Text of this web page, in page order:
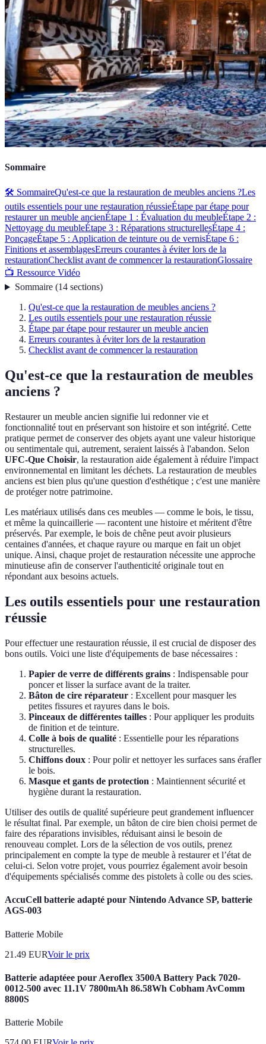
Sommaire
🛠️ SommaireQu'est-ce que la restauration de meubles anciens ?Les
outils essentiels pour une restauration réussieÉtape par étape pour
restaurer un meuble ancienÉtape 1 : Évaluation du meubleÉtape 2 :
Nettoyage du meubleÉtape 3 : Réparations structurellesÉtape 4 :
PonçageÉtape 5 : Application de teinture ou de vernisÉtape 6 :
Finitions et assemblagesErreurs courantes à éviter lors de la
restaurationChecklist avant de commencer la restaurationGlossaire
📺 Ressource Vidéo
Sommaire(14 sections)
Qu'est-ce que la restauration de meubles anciens ?
Les outils essentiels pour une restauration réussie
Étape par étape pour restaurer un meuble ancien
Erreurs courantes à éviter lors de la restauration
Checklist avant de commencer la restauration
Qu'est-ce que la restauration de meubles
anciens ?
Restaurer un meuble ancien signifie lui redonner vie et
fonctionnalité tout en préservant son histoire et son intégrité. Cette
pratique permet de conserver des objets ayant une valeur historique
ou sentimentale qui, autrement, seraient laissés à l'abandon. Selon
UFC-Que Choisir, la restauration aide également à réduire l'impact
environnemental en limitant les déchets. La restauration de meubles
anciens est bien plus qu'une question d'esthétique ; c'est une manière
de protéger notre patrimoine.
Les matériaux utilisés dans ces meubles — comme le bois, le tissu,
et même la quincaillerie — racontent une histoire et méritent d'être
préservés. Par exemple, le bois de chêne peut avoir plusieurs
centaines d'années, et chaque rayure ou marque en fait un objet
unique. Ainsi, chaque projet de restauration nécessite une approche
minutieuse afin de conserver l'authenticité originale tout en
répondant aux besoins actuels.
Les outils essentiels pour une restauration
réussie
Pour effectuer une restauration réussie, il est crucial de disposer des
bons outils. Voici une liste d'équipements de base nécessaires :
Papier de verre de différents grains : Indispensable pour
poncer et lisser la surface avant de la traiter.
Bâton de cire réparateur : Excellent pour masquer les
petites fissures et rayures dans le bois.
Pinceaux de différentes tailles : Pour appliquer les produits
de finition et de teinture.
Colle à bois de qualité : Essentielle pour les réparations
structurelles.
Chiffons doux : Pour polir et nettoyer les surfaces sans érafler
le bois.
Masque et gants de protection : Maintiennent sécurité et
hygiène durant la restauration.
Utiliser des outils de qualité supérieure peut grandement influencer
le résultat final. Par exemple, un bâton de cire bien choisi permet de
faire des réparations invisibles, réduisant ainsi le besoin de
renouveau complet. Lors de la sélection de vos outils, prenez
principalement en compte la type de meuble à restaurer et l’état de
celui-ci. Selon votre projet, vous pourriez également avoir besoin
d'équipements spécialisés comme des pistolets à colle ou des scies.
AccuCell batterie adapté pour Nintendo Advance SP, batterie
AGS-003
Batterie Mobile
21.49 EURVoir le prix
Batterie adaptéee pour Aeroflex 3500A Battery Pack 7020-
0012-500 avec 11.1V 7800mAh 86.58Wh Cobham AvComm
8800S
Batterie Mobile